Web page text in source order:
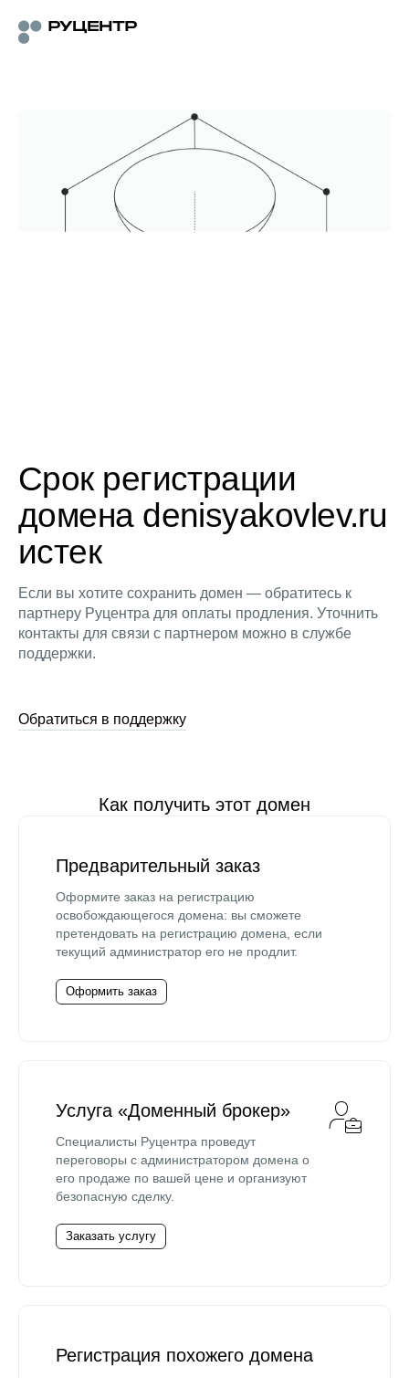
Срок регистрации
домена denisyakovlev.ru
истек
Если вы хотите сохранить домен — обратитесь к
партнеру Руцентра для оплаты продления. Уточнить
контакты для связи с партнером можно в службе
поддержки.
Обратиться в поддержку
Как получить этот домен
Предварительный заказ
Оформите заказ на регистрацию
освобождающегося домена: вы сможете
претендовать на регистрацию домена, если
текущий администратор его не продлит.
Оформить заказ
Услуга «Доменный брокер»
Специалисты Руцентра проведут
переговоры с администратором домена о
его продаже по вашей цене и организуют
безопасную сделку.
Заказать услугу
Регистрация похожего домена